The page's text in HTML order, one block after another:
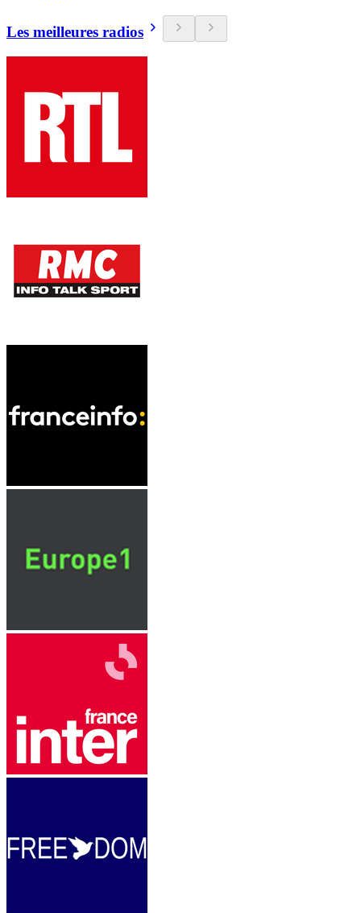
Les meilleures radios